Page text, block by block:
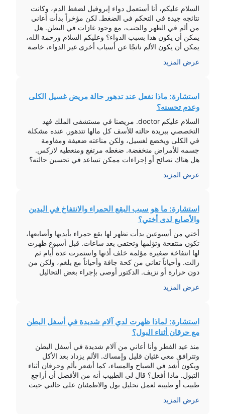
السلام عليكم، أنا أستعمل دواء إبروفيل لضغط الدم، وكانت
نتائجه جيدة في التحكم في الضغط. لكن مؤخراً بدأت أعاني
من ألم في الظهر والجنب، مع وجود غازات في البطن. هل
يمكن أن يكون هذا بسبب الدواء؟ وعليكم السلام ورحمة الله،
يمكن أن يكون الألم ناتجًا عن أسباب أخرى غير الدواء، خاصة
عرض المزيد
استشارة: ماذا نفعل عند تدهور حالة مريض غسيل الكلى
وعدم تحسنه؟
السلام عليكم doctor. مريضنا في مستشفى الملك فهد
التخصصي ببريدة حالته للأسف كل مالها تتدهور. عنده مشكلة
في الكلى ويخضع لغسيل، ولكن مناعته ضعيفة ومقاومة
جسمه للأمراض منخفضة. ضغطه مرتفع ومنعطيه لازكس.
هل هناك نصائح أو إجراءات ممكن تساعد في تحسين حالته؟
يعانون من فشل كلوي يكون […]
عرض المزيد
استشارة: ما هو سبب البقع الحمراء والانتفاخ في اليدين
والأصابع لدى أختي؟
أختي من أسبوعين بدأت تظهر لها بقع حمراء بأيديها وأصابعها،
تكون منتفخة وتؤلمها وتختفي بعد ساعات. قبل أسبوع ظهرت
لها انتفاخة صغيرة مؤلمة خلف أذنها واستمرت عدة أيام ثم
زالت. وأحياناً تعاني من كحة جافة وأحياناً مع بلغم، ولكن من
دون حرارة أو نزيف. الدكتور أوصى بإجراء بعض التحاليل
عرض المزيد
استشارة: لماذا ظهرت لدي آلام شديدة في أسفل البطن
مع حرقان أثناء البول؟
منذ عيد الفطر وأنا أعاني من آلام شديدة في أسفل البطن
وتترافق معي غثيان قليل وإمساك. الألم يزداد بعد الأكل
ويكون أشد في الصباح والمساء، كما أشعر بألم وحرقان أثناء
التبول. ماذا أفعل؟ قال لي الطبيب أنه من الأفضل أن أراجع
طبيب أو طبيبة لعمل تحليل بول والاطمئنان على حالتي حيث
عرض المزيد